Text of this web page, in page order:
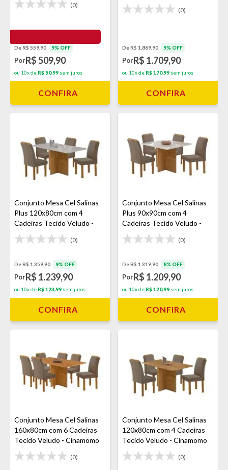
(0)
De R$ 559,90 9% OFF
PorR$ 509,90
ou 10x de R$ 50,99 sem juros
CONFIRA
(0)
De R$ 1.869,90 9% OFF
PorR$ 1.709,90
ou 10x de R$ 170,99 sem juros
CONFIRA
Conjunto Mesa Cel Salinas
Plus 120x80cm com 4
Cadeiras Tecido Veludo -
Cinamomo
(0)
De R$ 1.359,90 9% OFF
PorR$ 1.239,90
ou 10x de R$ 123,99 sem juros
CONFIRA
Conjunto Mesa Cel Salinas
Plus 90x90cm com 4
Cadeiras Tecido Veludo -
Cinamomo
(0)
De R$ 1.319,90 8% OFF
PorR$ 1.209,90
ou 10x de R$ 120,99 sem juros
CONFIRA
Conjunto Mesa Cel Salinas
160x80cm com 6 Cadeiras
Tecido Veludo - Cinamomo
(0)
Conjunto Mesa Cel Salinas
120x80cm com 4 Cadeiras
Tecido Veludo - Cinamomo
(0)